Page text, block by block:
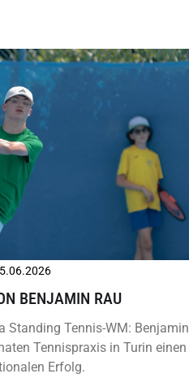
BENJAMIN RAU
Standing Tennis-WM: Benjamin
Tennispraxis in Turin einen
Erfolg.